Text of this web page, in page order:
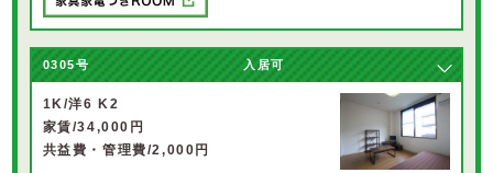
0305号 入居可
1K/洋6 K2
家賃/34,000円
共益費・管理費/2,000円